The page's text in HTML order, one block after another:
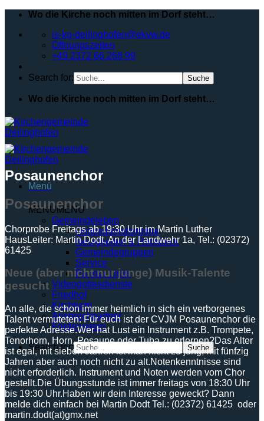
Zum
springen
Wo die Kirche noch mitten im Dorf steht…
is-kg-deilinghofen@ekvw.de
Öffnungszeiten
+49 2372 66 268 99
Search for:
Wo die Kirche noch mitten im Dorf steht…
Menü
MENUMENU
Gemeindeleben
Gottesdiensttermine
Neuigkeiten & Rückblick
Gemeindegruppen
Service
Partner Links
Videogottesdienste
Friedhof
Kirchturm
Ansprechpartner
Förderverein
Search for:
Posaunenchor
Posaunenchor
Chorprobe Freitags ab 19:30 Uhr im Martin Luther
HausLeiter: Martin Dodt, An der Landwehr 1a, Tel.: (02372)
61425
Neue (aber nicht nur junge) Musik-Talente
gesucht
An alle, die schon immer heimlich in sich ein verborgenes
Talent vermuteten:Für euch ist der CVJM Posaunenchor die
perfekte Adresse.Wer hat Lust ein Instrument z.B. Trompete,
Tenorhorn, Horn, Posaune oder Tuba zu erlernen?Das Alter
ist egal, mit sieben Jahren ist man nicht zu jung, mit fünfzig
Jahren aber auch noch nichtzu alt.Notenkenntnisse sind
nicht erforderlich. Instrument und Noten werden vom Chor
gestellt.Die Übungsstunde ist immer freitags von 18:30 Uhr
bis 19:30 Uhr.Haben wir dein Interesse geweckt? Dann
melde dich einfach bei Martin Dodt Tel.: (02372) 61425 oder
martin.dodt(at)gmx.net